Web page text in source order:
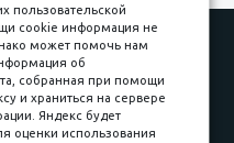
Оплата
Гарантии
Контакты
пользовательской
cookie информация не
может помочь нам
об
собранная при помощи
и храниться на сервере
Яндекс будет
оценки использования